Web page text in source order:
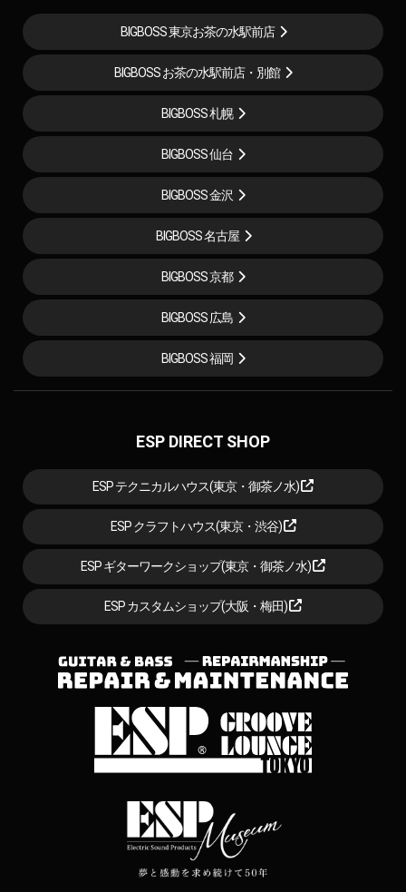
BIGBOSS 東京お茶の水駅前店
BIGBOSS お茶の水駅前店・別館
BIGBOSS 札幌
BIGBOSS 仙台
BIGBOSS 金沢
BIGBOSS 名古屋
BIGBOSS 京都
BIGBOSS 広島
BIGBOSS 福岡
ESP DIRECT SHOP
ESP テクニカルハウス(東京・御茶ノ水)
ESP クラフトハウス(東京・渋谷)
ESP ギターワークショップ(東京・御茶ノ水)
ESP カスタムショップ(大阪・梅田)